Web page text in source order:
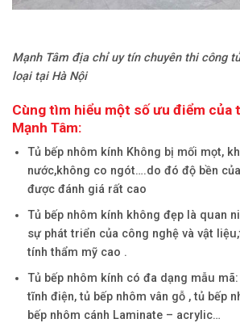
Mạnh Tâm địa chỉ uy tín chuyên thi công
loại tại Hà Nội
Cùng tìm hiểu một số ưu điểm của
Mạnh Tâm:
Tủ bếp nhôm kính Không bị mối mọt,
nước,không co ngót….do đó độ bền
được đánh giá rất cao
Tủ bếp nhôm kính không đẹp là quan
sự phát triển của công nghệ và vật
tính thẩm mỹ cao .
Tủ bếp nhôm kính có đa dạng mẫu
tĩnh điện, tủ bếp nhôm vân gỗ , tủ bếp
bếp nhôm cánh Laminate – acrylic…